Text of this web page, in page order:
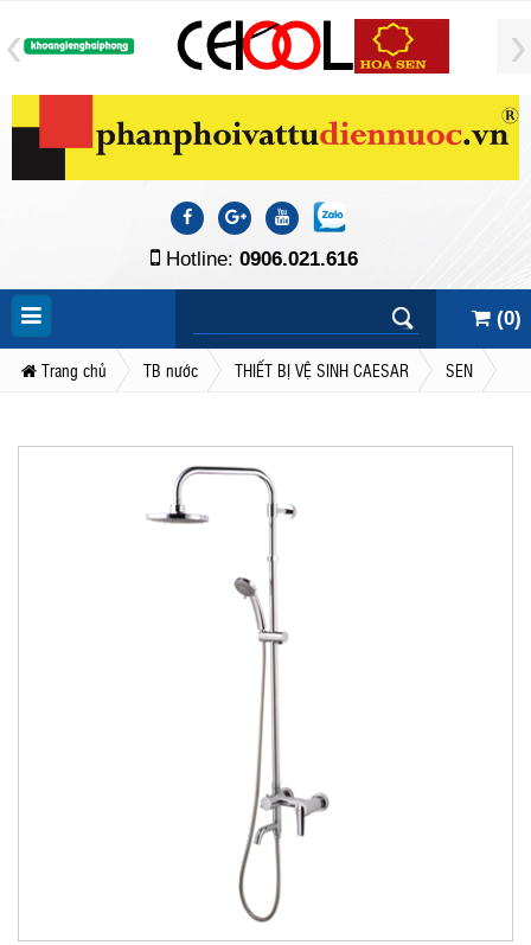
Hotline: 0906.021.616
(0)
Trang chủ TB nước THIẾT BỊ VỆ SINH CAESAR SEN